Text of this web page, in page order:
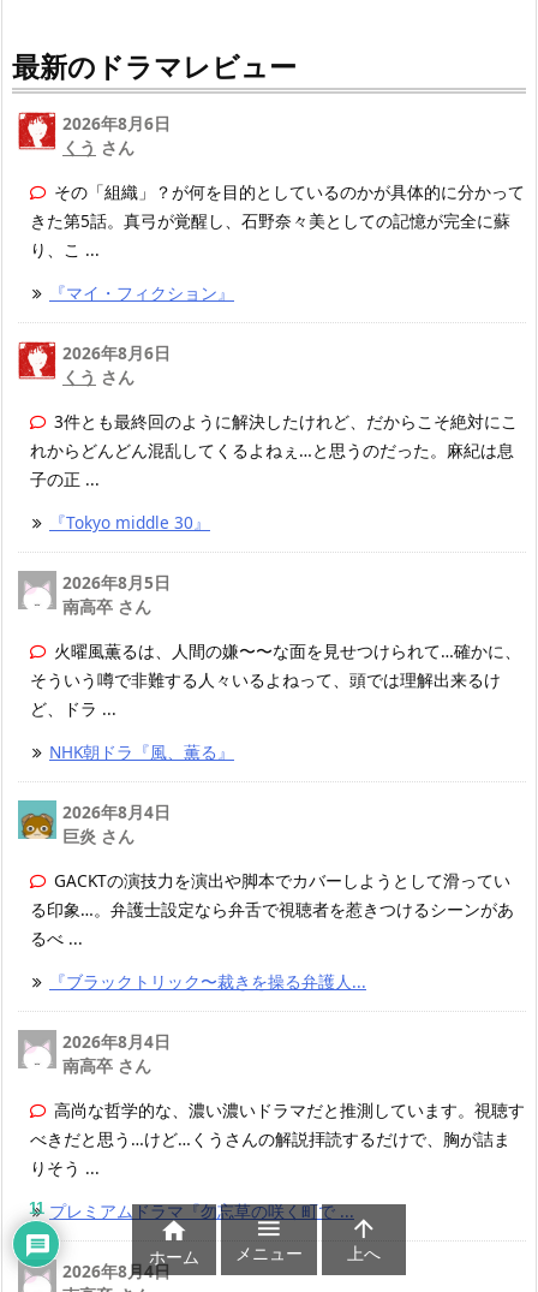
最新のドラマレビュー
2026年8月6日
くう さん
その「組織」？が何を目的としているのかが具体的に分かって
きた第5話。真弓が覚醒し、石野奈々美としての記憶が完全に蘇
り、こ ...
『マイ・フィクション』
2026年8月6日
くう さん
3件とも最終回のように解決したけれど、だからこそ絶対にこ
れからどんどん混乱してくるよねぇ…と思うのだった。麻紀は息
子の正 ...
『Tokyo middle 30』
2026年8月5日
南高卒 さん
火曜風薫るは、人間の嫌〜〜な面を見せつけられて…確かに、
そういう噂で非難する人々いるよねって、頭では理解出来るけ
ど、ドラ ...
NHK朝ドラ『風、薫る』
2026年8月4日
巨炎 さん
GACKTの演技力を演出や脚本でカバーしようとして滑ってい
る印象…。弁護士設定なら弁舌で視聴者を惹きつけるシーンがあ
るべ ...
『ブラックトリック〜裁きを操る弁護人...
2026年8月4日
南高卒 さん
高尚な哲学的な、濃い濃いドラマだと推測しています。視聴す
べきだと思う…けど…くうさんの解説拝読するだけで、胸が詰ま
りそう ...
プレミアムドラマ『勿忘草の咲く町で ...
2026年8月4日

ホーム

メニュー

上へ
11